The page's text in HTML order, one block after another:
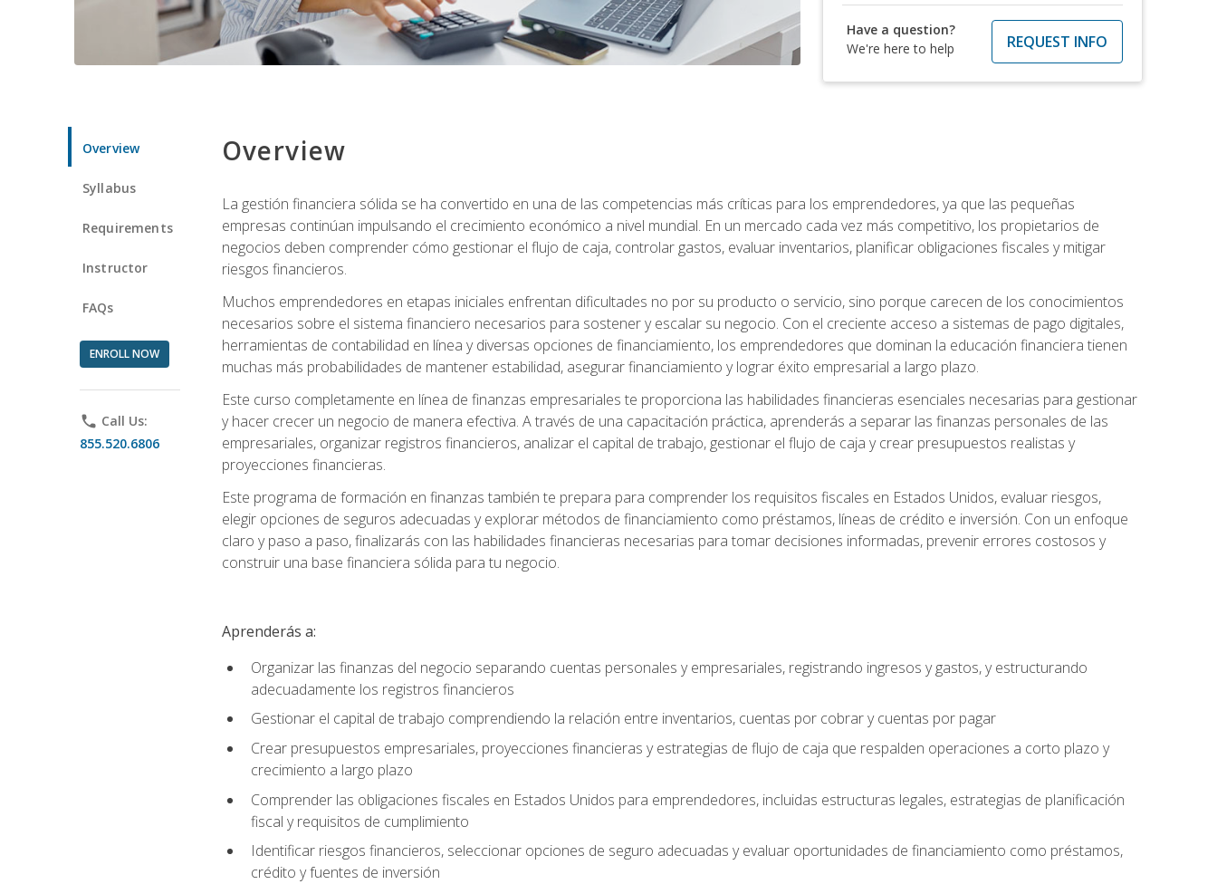
Have a question?
We're here to help
REQUEST INFO
Overview
Syllabus
Requirements
Instructor
FAQs
ENROLL NOW
phone Call Us:
855.520.6806
Overview
La gestión financiera sólida se ha convertido en una de las competencias más críticas para los emprendedores, ya que las pequeñas
empresas continúan impulsando el crecimiento económico a nivel mundial. En un mercado cada vez más competitivo, los propietarios de
negocios deben comprender cómo gestionar el flujo de caja, controlar gastos, evaluar inventarios, planificar obligaciones fiscales y mitigar
riesgos financieros.
Muchos emprendedores en etapas iniciales enfrentan dificultades no por su producto o servicio, sino porque carecen de los conocimientos
necesarios sobre el sistema financiero necesarios para sostener y escalar su negocio. Con el creciente acceso a sistemas de pago digitales,
herramientas de contabilidad en línea y diversas opciones de financiamiento, los emprendedores que dominan la educación financiera tienen
muchas más probabilidades de mantener estabilidad, asegurar financiamiento y lograr éxito empresarial a largo plazo.
Este curso completamente en línea de finanzas empresariales te proporciona las habilidades financieras esenciales necesarias para gestionar
y hacer crecer un negocio de manera efectiva. A través de una capacitación práctica, aprenderás a separar las finanzas personales de las
empresariales, organizar registros financieros, analizar el capital de trabajo, gestionar el flujo de caja y crear presupuestos realistas y
proyecciones financieras.
Este programa de formación en finanzas también te prepara para comprender los requisitos fiscales en Estados Unidos, evaluar riesgos,
elegir opciones de seguros adecuadas y explorar métodos de financiamiento como préstamos, líneas de crédito e inversión. Con un enfoque
claro y paso a paso, finalizarás con las habilidades financieras necesarias para tomar decisiones informadas, prevenir errores costosos y
construir una base financiera sólida para tu negocio.
Aprenderás a:
Organizar las finanzas del negocio separando cuentas personales y empresariales, registrando ingresos y gastos, y estructurando
adecuadamente los registros financieros
Gestionar el capital de trabajo comprendiendo la relación entre inventarios, cuentas por cobrar y cuentas por pagar
Crear presupuestos empresariales, proyecciones financieras y estrategias de flujo de caja que respalden operaciones a corto plazo y
crecimiento a largo plazo
Comprender las obligaciones fiscales en Estados Unidos para emprendedores, incluidas estructuras legales, estrategias de planificación
fiscal y requisitos de cumplimiento
Identificar riesgos financieros, seleccionar opciones de seguro adecuadas y evaluar oportunidades de financiamiento como préstamos,
crédito y fuentes de inversión